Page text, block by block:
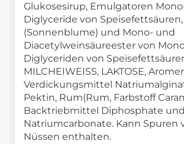
Glukosesirup, Emulgatoren
Diglyceride von
(Sonnenblume) und Mono- und
Diacetylweinsäureester von
Diglyceriden von
MILCHEIWEISS, LAKTOSE,
Verdickungsmittel
Pektin, Rum(Rum, Farbstoff
Backtriebmittel Diphosphate und
Natriumcarbonate. Kann Spuren
Nüssen enthalten.